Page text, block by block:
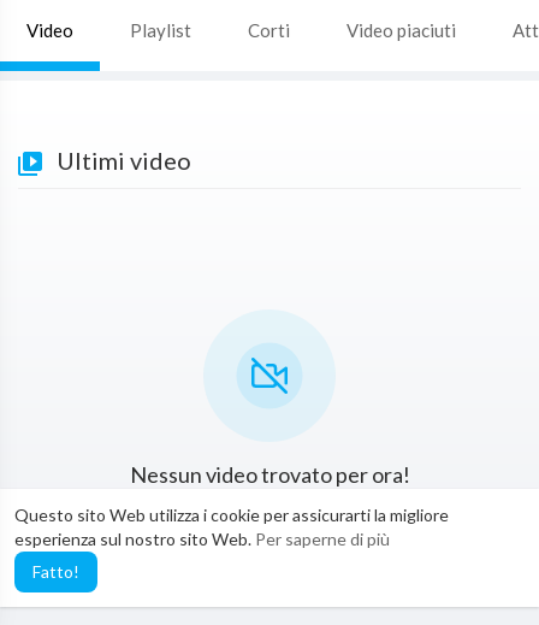
Questo sito Web utilizza i cookie per assicurarti la migliore
esperienza sul nostro sito Web. Per saperne di più
Fatto!
Video Playlist Corti Video piaciuti
Ultimi video
Nessun video trovato per ora!